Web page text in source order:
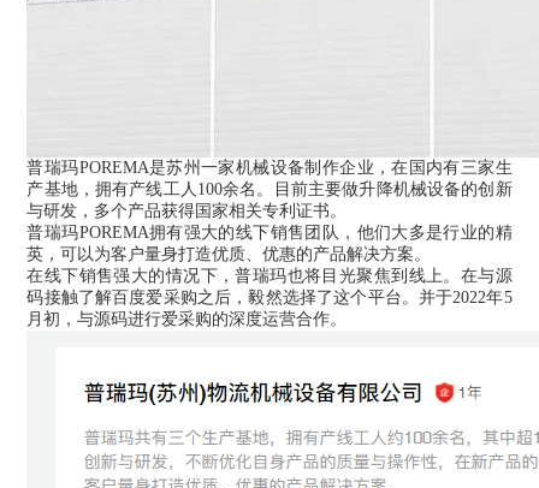
普瑞玛POREMA是苏州一家机械设备制作企业，在国内有三家生
产基地，拥有产线工人100余名。目前主要做升降机械设备的创新
与研发，多个产品获得国家相关专利证书。
普瑞玛POREMA拥有强大的线下销售团队，他们大多是行业的精
英，可以为客户量身打造优质、优惠的产品解决方案。
在线下销售强大的情况下，普瑞玛也将目光聚焦到线上。在与源
码接触了解百度爱采购之后，毅然选择了这个平台。并于2022年5
月初，与源码进行爱采购的深度运营合作。